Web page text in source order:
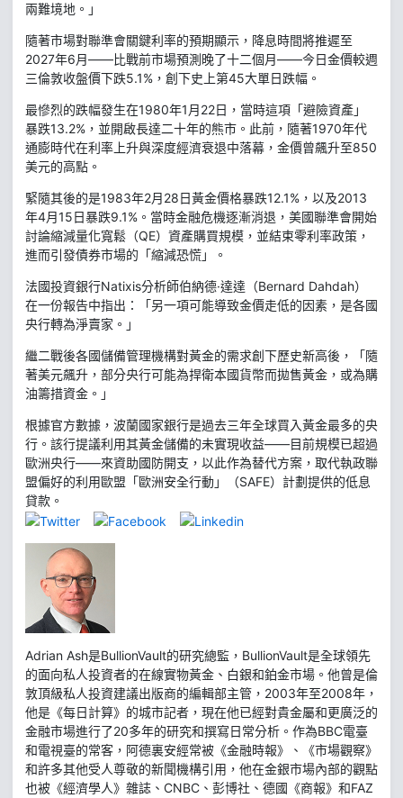
兩難境地。」
隨著市場對聯準會關鍵利率的預期顯示，降息時間將推遲至
2027年6月——比戰前市場預測晚了十二個月——今日金價較週
三倫敦收盤價下跌5.1%，創下史上第45大單日跌幅。
最慘烈的跌幅發生在1980年1月22日，當時這項「避險資產」
暴跌13.2%，並開啟長達二十年的熊市。此前，隨著1970年代
通膨時代在利率上升與深度經濟衰退中落幕，金價曾飆升至850
美元的高點。
緊隨其後的是1983年2月28日黃金價格暴跌12.1%，以及2013
年4月15日暴跌9.1%。當時金融危機逐漸消退，美國聯準會開始
討論縮減量化寬鬆（QE）資產購買規模，並結束零利率政策，
進而引發債券市場的「縮減恐慌」。
法國投資銀行Natixis分析師伯納德·達達（Bernard Dahdah）
在一份報告中指出：「另一項可能導致金價走低的因素，是各國
央行轉為淨賣家。」
繼二戰後各國儲備管理機構對黃金的需求創下歷史新高後，「隨
著美元飆升，部分央行可能為捍衛本國貨幣而拋售黃金，或為購
油籌措資金。」
根據官方數據，波蘭國家銀行是過去三年全球買入黃金最多的央
行。該行提議利用其黃金儲備的未實現收益——目前規模已超過
歐洲央行——來資助國防開支，以此作為替代方案，取代執政聯
盟偏好的利用歐盟「歐洲安全行動」（SAFE）計劃提供的低息
貸款。
Adrian Ash是BullionVault的研究總監，BullionVault是全球領先
的面向私人投資者的在線實物黃金、白銀和鉑金市場。他曾是倫
敦頂級私人投資建議出版商的編輯部主管，2003年至2008年，
他是《每日計算》的城市記者，現在他已經對貴金屬和更廣泛的
金融市場進行了20多年的研究和撰寫日常分析。作為BBC電臺
和電視臺的常客，阿德裏安經常被《金融時報》、《市場觀察》
和許多其他受人尊敬的新聞機構引用，他在金銀市場內部的觀點
也被《經濟學人》雜誌、CNBC、彭博社、德國《商報》和FAZ